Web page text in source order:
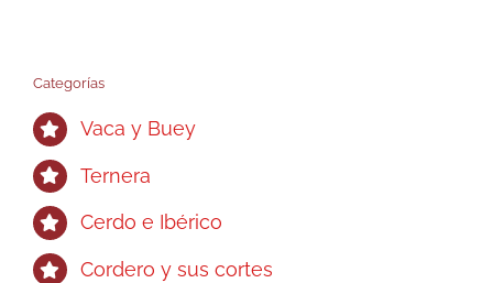
Categorías
Vaca y Buey
Ternera
Cerdo e Ibérico
Cordero y sus cortes